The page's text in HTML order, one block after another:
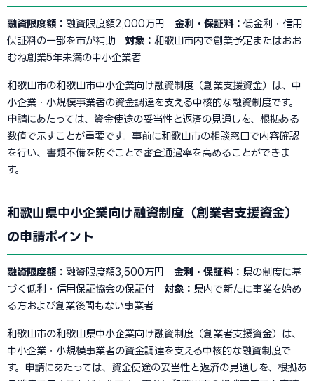
融資限度額： 融資限度額2,000万円 金利・保証料： 低金利・信用
保証料の一部を市が補助 対象： 和歌山市内で創業予定またはおお
むね創業5年未満の中小企業者
和歌山市の和歌山市中小企業向け融資制度（創業支援資金）は、中
小企業・小規模事業者の資金調達を支える中核的な融資制度です。
申請にあたっては、資金使途の妥当性と返済の見通しを、根拠ある
数値で示すことが重要です。事前に和歌山市の相談窓口で内容確認
を行い、書類不備を防ぐことで審査通過率を高めることができま
す。
和歌山県中小企業向け融資制度（創業者支援資金）
の申請ポイント
融資限度額： 融資限度額3,500万円 金利・保証料： 県の制度に基
づく低利・信用保証協会の保証付 対象： 県内で新たに事業を始め
る方および創業後間もない事業者
和歌山市の和歌山県中小企業向け融資制度（創業者支援資金）は、
中小企業・小規模事業者の資金調達を支える中核的な融資制度で
す。申請にあたっては、資金使途の妥当性と返済の見通しを、根拠あ